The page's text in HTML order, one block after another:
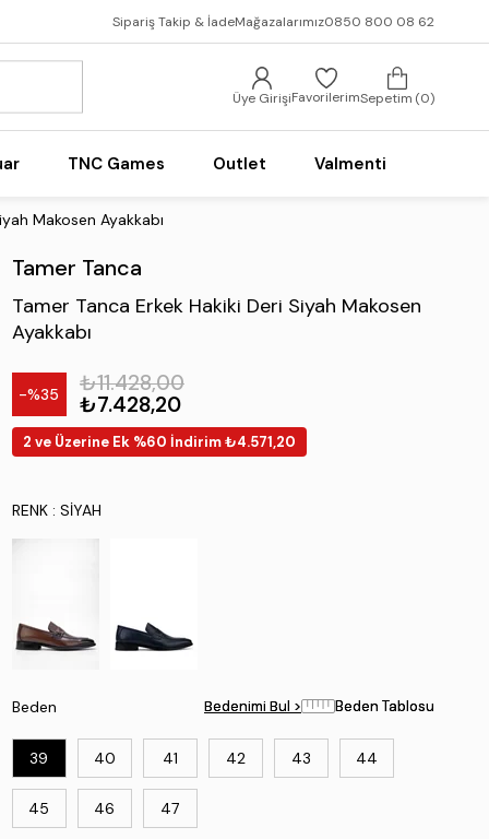
Sipariş Takip & İadeMağazalarımız0850 800 08 62
Üye GirişiFavorilerimSepetim 0
TNC Games Outlet Valmenti
Makosen Ayakkabı
Tamer Tanca
Tamer Tanca Erkek Hakiki Deri Siyah Makosen
Ayakkabı
35
₺11.428,00
₺7.428,20
2 ve Üzerine Ek %60 İndirim ₺4.571,20
RENK: SIYAH
Beden
39 40 41 42 43 44
45 46 47
Bedenimi Bul > Beden Tablosu
Bedenimi Bul > Beden Tablosu